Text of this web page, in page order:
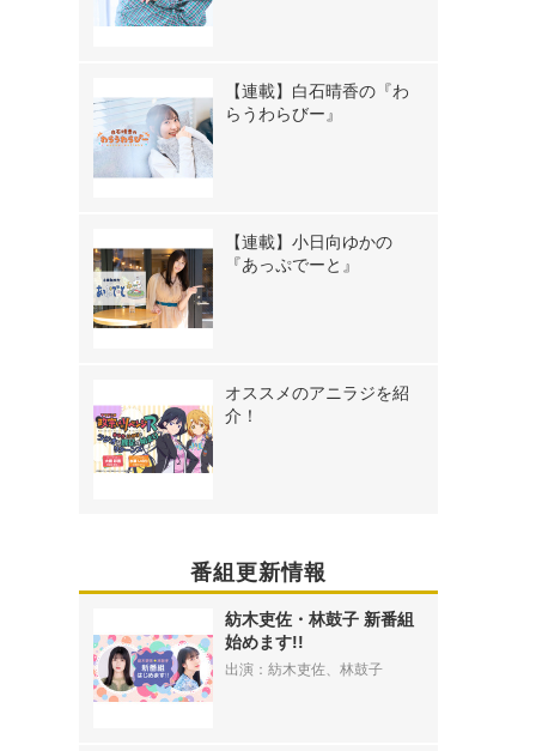
【連載】白石晴香の『わ
らうわらびー』
【連載】小日向ゆかの
『あっぷでーと』
オススメのアニラジを紹
介！
番組更新情報
紡木吏佐・林鼓子 新番組
始めます!!
出演：紡木吏佐、林鼓子